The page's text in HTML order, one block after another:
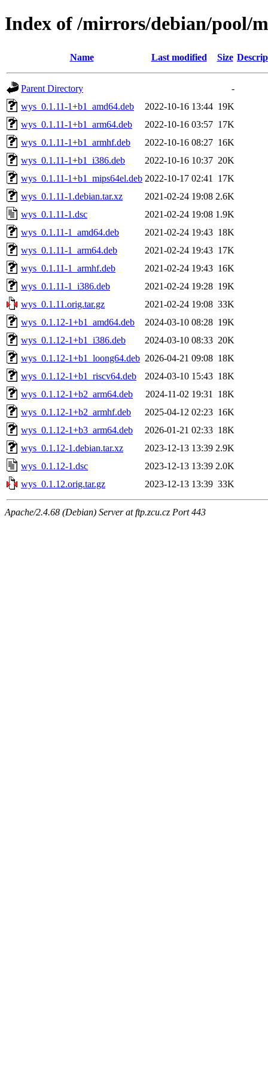
Index of /mirrors/debian/pool/
Name Last modified Size
Parent Directory
-
wys_0.1.11-1+b1_amd64.deb
2022-10-16 13:44 19K
wys_0.1.11-1+b1_arm64.deb
2022-10-16 03:57 17K
wys_0.1.11-1+b1_armhf.deb
2022-10-16 08:27 16K
wys_0.1.11-1+b1_i386.deb
2022-10-16 10:37 20K
wys_0.1.11-1+b1_mips64el.deb 2022-10-17 02:41
17K
wys_0.1.11-1.debian.tar.xz
2021-02-24 19:08 2.6K
wys_0.1.11-1.dsc
2021-02-24 19:08 1.9K
wys_0.1.11-1_amd64.deb
2021-02-24 19:43 18K
wys_0.1.11-1_arm64.deb
2021-02-24 19:43 17K
wys_0.1.11-1_armhf.deb
2021-02-24 19:43 16K
wys_0.1.11-1_i386.deb
2021-02-24 19:28 19K
wys_0.1.11.orig.tar.gz
2021-02-24 19:08 33K
wys_0.1.12-1+b1_amd64.deb
2024-03-10 08:28 19K
wys_0.1.12-1+b1_i386.deb
2024-03-10 08:33 20K
wys_0.1.12-1+b1_loong64.deb 2026-04-21 09:08 18K
wys_0.1.12-1+b1_riscv64.deb
2024-03-10 15:43 18K
wys_0.1.12-1+b2_arm64.deb
2024-11-02 19:31
18K
wys_0.1.12-1+b2_armhf.deb
2025-04-12 02:23 16K
wys_0.1.12-1+b3_arm64.deb
2026-01-21 02:33 18K
wys_0.1.12-1.debian.tar.xz
2023-12-13 13:39 2.9K
wys_0.1.12-1.dsc
2023-12-13 13:39 2.0K
wys_0.1.12.orig.tar.gz
2023-12-13 13:39 33K
Apache/2.4.68 (Debian) Server at ftp.zcu.cz Port 443